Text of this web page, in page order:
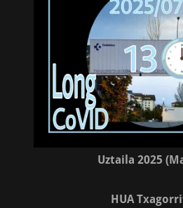
Uztaila 2025
HUA